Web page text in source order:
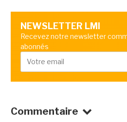
NEWSLETTER LMI
Recevez notre newsletter
abonnés
Commentaire